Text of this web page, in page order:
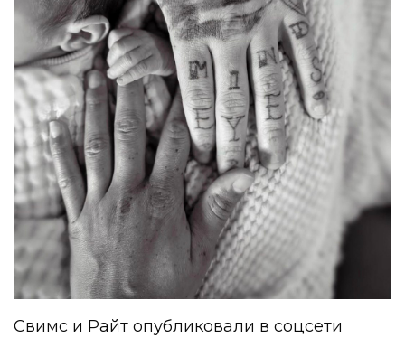
Свимс и Райт опубликовали в соцсети